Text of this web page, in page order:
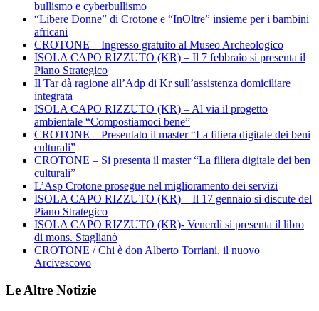
bullismo e cyberbullismo
“Libere Donne” di Crotone e “InOltre” insieme per i bambini
africani
CROTONE – Ingresso gratuito al Museo Archeologico
ISOLA CAPO RIZZUTO (KR) – Il 7 febbraio si presenta il
Piano Strategico
Il Tar dà ragione all’Adp di Kr sull’assistenza domiciliare
integrata
ISOLA CAPO RIZZUTO (KR) – Al via il progetto
ambientale “Compostiamoci bene”
CROTONE – Presentato il master “La filiera digitale dei beni
culturali”
CROTONE – Si presenta il master “La filiera digitale dei ben
culturali”
L’Asp Crotone prosegue nel miglioramento dei servizi
ISOLA CAPO RIZZUTO (KR) – Il 17 gennaio si discute del
Piano Strategico
ISOLA CAPO RIZZUTO (KR)- Venerdì si presenta il libro
di mons. Staglianò
CROTONE / Chi è don Alberto Torriani, il nuovo
Arcivescovo
Le Altre Notizie